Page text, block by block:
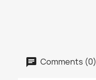
Comments (0)